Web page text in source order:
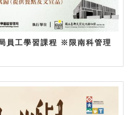
員工學習課程 ※限南科管理